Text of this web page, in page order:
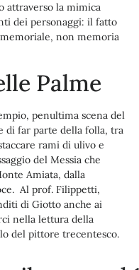
attraverso la mimica
dei personaggi: il fatto
non memoria
Palme
penultima scena del
di far parte della folla, tra
rami di ulivo e
del Messia che
Amiata, dalla
Al prof. Filippetti,
di Giotto anche ai
nella lettura della
del pittore trecentesco.